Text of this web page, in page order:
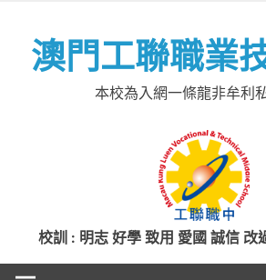
content澳門工聯職業
本校為入網一條龍非牟利
校訓 : 明志 好學 致用 愛國 誠信 改